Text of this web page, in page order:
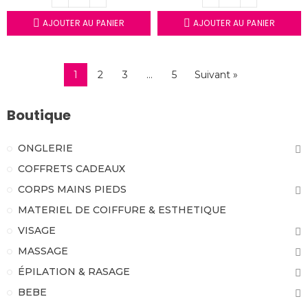
AJOUTER AU PANIER AJOUTER AU PANIER
1 2 3 … 5 Suivant »
Boutique
ONGLERIE
COFFRETS CADEAUX
CORPS MAINS PIEDS
MATERIEL DE COIFFURE & ESTHETIQUE
VISAGE
MASSAGE
ÉPILATION & RASAGE
BEBE